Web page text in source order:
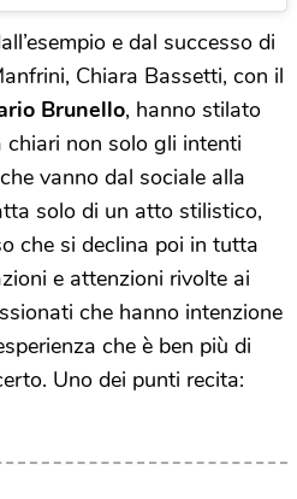
e dal successo di
Chiara Bassetti, con il
Brunello, hanno stilato
chiari non solo gli intenti
vanno dal sociale alla
solo di un atto stilistico,
che si declina poi in tutta
e attenzioni rivolte ai
che hanno intenzione
che è ben più di
Uno dei punti recita: